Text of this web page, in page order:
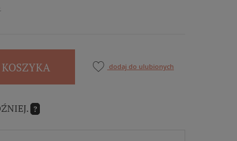
dodaj do ulubionych
?